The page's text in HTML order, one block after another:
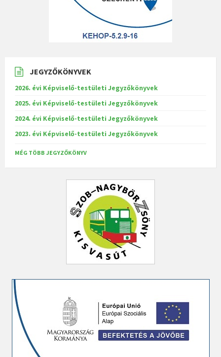
JEGYZŐKÖNYVEK
2026. évi Képviselő-testületi Jegyzőkönyvek
2025. évi Képviselő-testületi Jegyzőkönyvek
2024. évi Képviselő-testületi Jegyzőkönyvek
2023. évi Képviselő-testületi Jegyzőkönyvek
MÉG TÖBB JEGYZŐKÖNYV